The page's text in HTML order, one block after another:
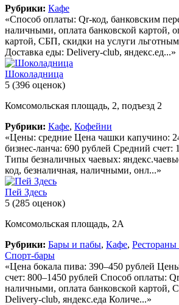
Рубрики: Кафе
«Способ оплаты: Qr-код, банковским
наличными, оплата банковской картой,
картой, СБП, скидки на услуги
Доставка еды: Delivery-club, яндекс.ед...»
Шоколадница
5 (396 оценок)
Комсомольская площадь, 2, подъезд 2
Рубрики: Кафе, Кофейни
«Цены: средние Цена чашки капучино:
бизнес-ланча: 690 рублей Средний счет:
Типы безналичных чаевых:
код, безналичная, наличными, онл...»
Пей Здесь
5 (285 оценок)
Комсомольская площадь, 2А
Рубрики: Бары и пабы, Кафе, Рестораны
Спорт-бары
«Цена бокала пива: 390–450 рублей
счет: 800–1450 рублей Способ оплаты:
наличными, оплата банковской картой,
Delivery-club, яндекс.еда Количе...»